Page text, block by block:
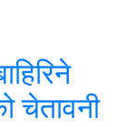
चेतावनी